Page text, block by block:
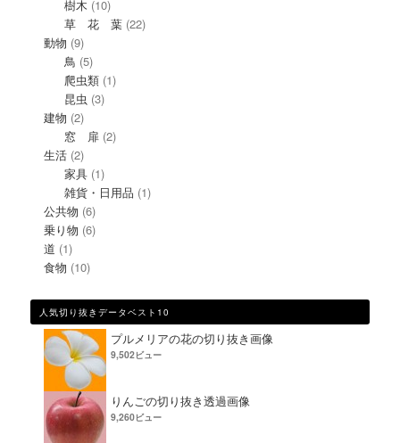
樹木 (10)
草 花 葉(22)
動物 (9)
鳥 (5)
爬虫類(1)
昆虫 (3)
建物 (2)
窓 扉(2)
生活 (2)
家具(1)
雑貨・日用品 (1)
公共物 (6)
乗り物 (6)
道 (1)
食物 (10)
人気切り抜きデータベスト10
プルメリアの花の切り抜き画像
9,502ビュー
りんごの切り抜き透過画像
9,260ビュー